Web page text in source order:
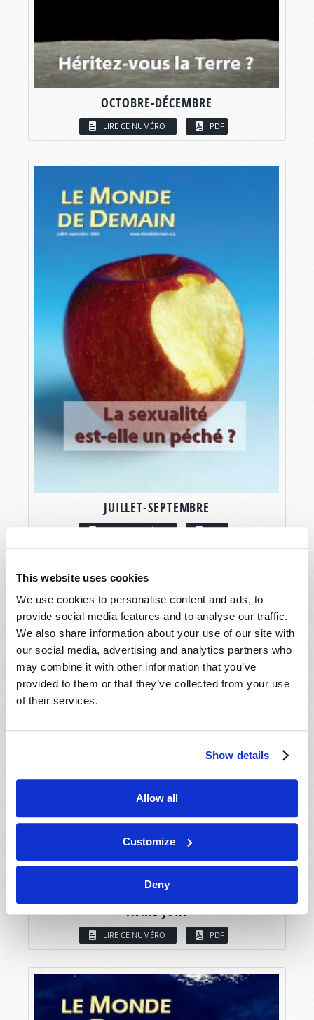
This website uses cookies
We use cookies to personalise content and ads, to
provide social media features and to analyse our traffic.
We also share information about your use of our site with
our social media, advertising and analytics partners who
may combine it with other information that you’ve
provided to them or that they’ve collected from your use
of their services.
Show details
Allow all
Customize
Deny
OCTOBRE-DÉCEMBRE
LIRE CE NUMÉRO PDF
JUILLET-SEPTEMBRE
LIRE CE NUMÉRO PDF
AVRIL-JUIN
LIRE CE NUMÉRO PDF